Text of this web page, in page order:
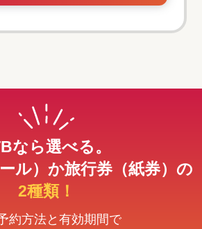
なら選べる。
ル）か旅行券（紙券）の
2種類！
約方法と有効期間で